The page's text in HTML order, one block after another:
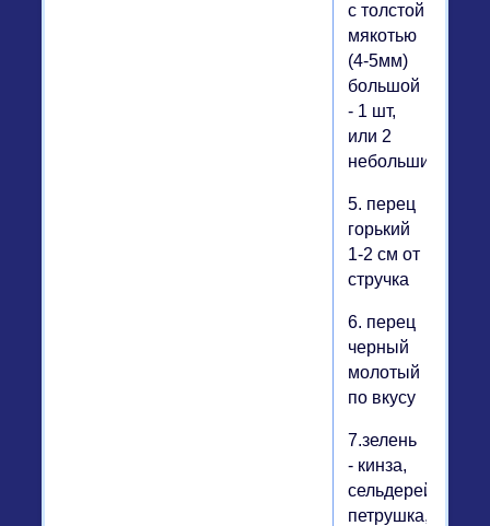
с толстой
мякотью
(4-5мм)
большой
- 1 шт,
или 2
небольших
5. перец
горький
1-2 см от
стручка
6. перец
черный
молотый
по вкусу
7.зелень
- кинза,
сельдерей,
петрушка,